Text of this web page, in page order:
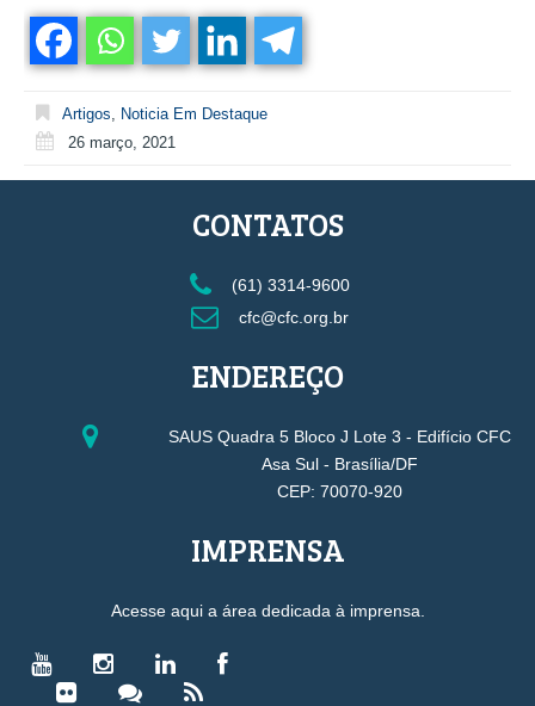
Artigos
Noticia Em Destaque
26 março, 2021
CONTATOS
(61) 3314-9600
cfc@cfc.org.br
ENDEREÇO
SAUS Quadra 5 Bloco J Lote 3 - Edifício CFC
Asa Sul - Brasília/DF
CEP: 70070-920
IMPRENSA
Acesse aqui a área dedicada à imprensa.